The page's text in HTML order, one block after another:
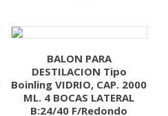
BALON PARA
DESTILACION Tipo
Boinling VIDRIO, CAP. 2000
ML. 4 BOCAS LATERAL
B:24/40 F/Redondo